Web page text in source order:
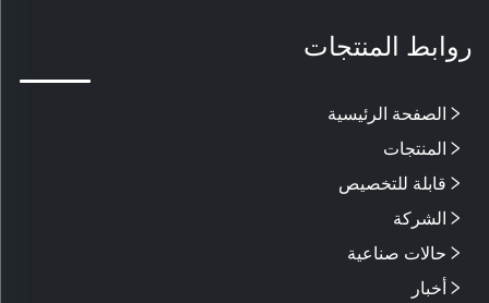
روابط المنتجات
الصفحة الرئيسية
المنتجات
قابلة للتخصيص
الشركة
حالات صناعية
أخبار